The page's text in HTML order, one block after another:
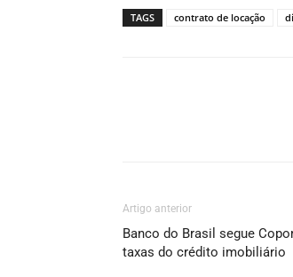
TAGS contrato de locação
Artigo anterior
Banco do Brasil segue
taxas do crédito imobiliário